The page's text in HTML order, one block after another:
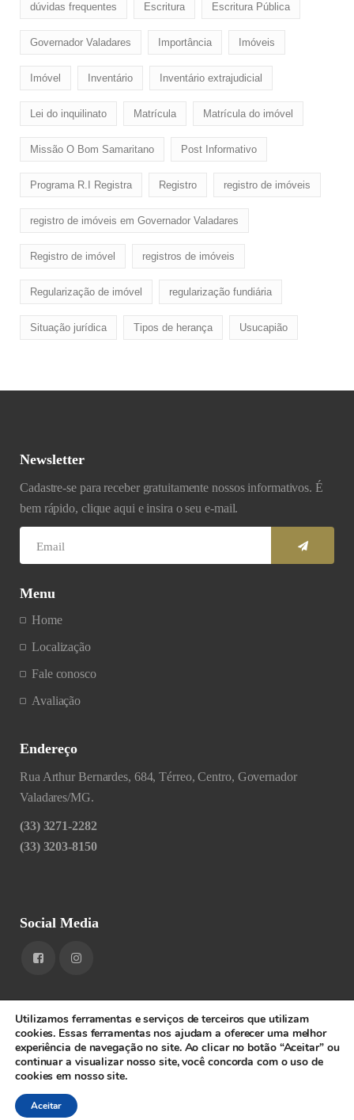
dúvidas frequentes Escritura Escritura Pública
Governador Valadares Importância Imóveis
Imóvel Inventário Inventário extrajudicial
Lei do inquilinato Matrícula Matrícula do imóvel
Missão O Bom Samaritano Post Informativo
Programa R.I Registra Registro registro de imóveis
registro de imóveis em Governador Valadares
Registro de imóvel registros de imóveis
Regularização de imóvel regularização fundiária
Situação jurídica Tipos de herança Usucapião
Newsletter
Cadastre-se para receber gratuitamente nossos informativos. É
bem rápido, clique aqui e insira o seu e-mail.
Menu
Home
Localização
Fale conosco
Avaliação
Endereço
Rua Arthur Bernardes, 684, Térreo, Centro, Governador
Valadares/MG.
(33) 3271-2282
(33) 3203-8150
Social Media
1RIGV - CNPJ: 20.685.380/0001-52 - Todos os direitos
Utilizamos ferramentas e serviços de terceiros que utilizam
cookies. Essas ferramentas nos ajudam a oferecer uma melhor
experiência de navegação no site. Ao clicar no botão “Aceitar” ou
continuar a visualizar nosso site, você concorda com o uso de
cookies em nosso site.
Aceitar